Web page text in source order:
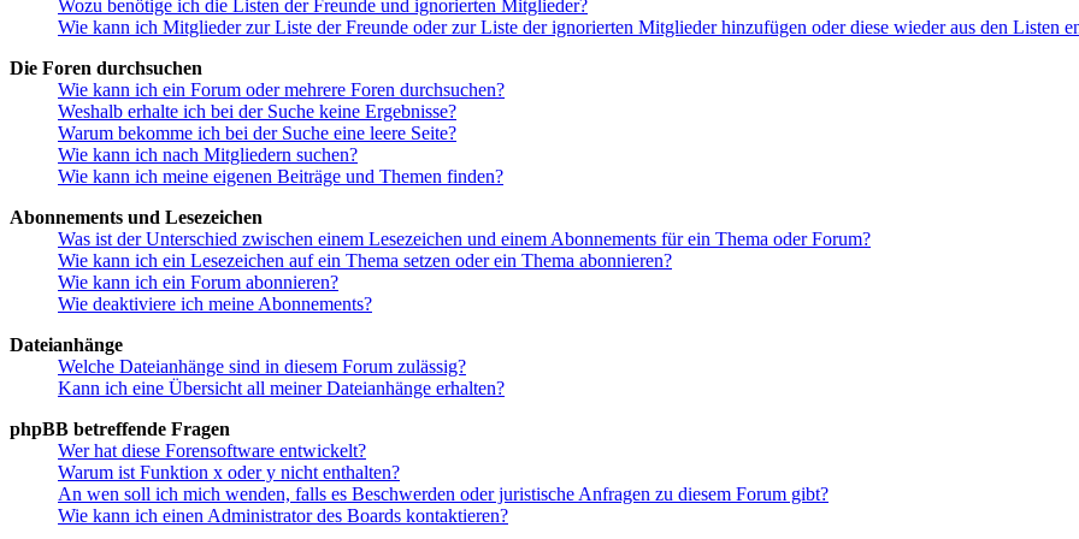
Wozu benötige ich die Listen der Freunde und ignorierten Mitglieder?
Wie kann ich Mitglieder zur Liste der Freunde oder zur Liste der ignorierten Mitglieder hinzufügen oder diese wieder aus den Listen
Die Foren durchsuchen
Wie kann ich ein Forum oder mehrere Foren durchsuchen?
Weshalb erhalte ich bei der Suche keine Ergebnisse?
Warum bekomme ich bei der Suche eine leere Seite?
Wie kann ich nach Mitgliedern suchen?
Wie kann ich meine eigenen Beiträge und Themen finden?
Abonnements und Lesezeichen
Was ist der Unterschied zwischen einem Lesezeichen und einem Abonnements für ein Thema oder Forum?
Wie kann ich ein Lesezeichen auf ein Thema setzen oder ein Thema abonnieren?
Wie kann ich ein Forum abonnieren?
Wie deaktiviere ich meine Abonnements?
Dateianhänge
Welche Dateianhänge sind in diesem Forum zulässig?
Kann ich eine Übersicht all meiner Dateianhänge erhalten?
phpBB betreffende Fragen
Wer hat diese Forensoftware entwickelt?
Warum ist Funktion x oder y nicht enthalten?
An wen soll ich mich wenden, falls es Beschwerden oder juristische Anfragen zu diesem Forum gibt?
Wie kann ich einen Administrator des Boards kontaktieren?